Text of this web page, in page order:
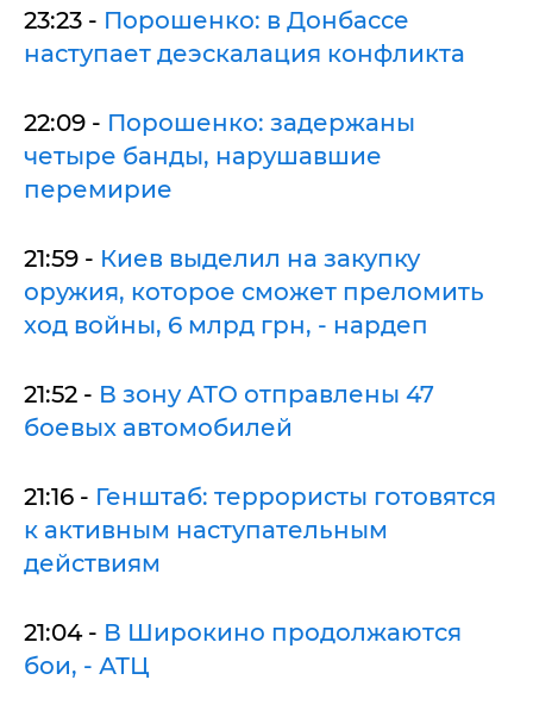
23:23 - Порошенко: в Донбассе
наступает деэскалация конфликта
22:09 - Порошенко: задержаны
четыре банды, нарушавшие
перемирие
21:59 - Киев выделил на закупку
оружия, которое сможет преломить
ход войны, 6 млрд грн, - нардеп
21:52 - В зону АТО отправлены 47
боевых автомобилей
21:16 - Генштаб: террористы готовятся
к активным наступательным
действиям
21:04 - В Широкино продолжаются
бои, - АТЦ